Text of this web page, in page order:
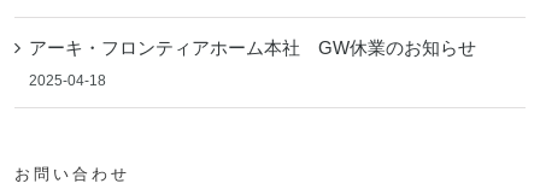
アーキ・フロンティアホーム本社 GW休業のお知らせ
2025-04-18
お問い合わせ